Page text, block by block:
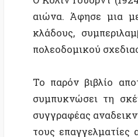
συμπυκνώσει τη
συγγραφέας
τους επαγγελματίες
μας καλεί να
ανθρωποκεντρικό
δημιουργία του
Ο Ward αφιέρωσε το